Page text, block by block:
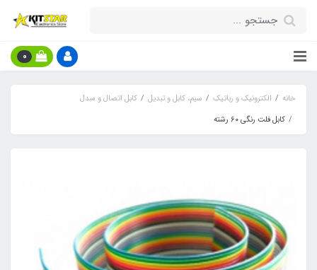
0
خانه الکترونیک و رباتیک سیم، کابل و تبدیل
کابل اتصال و مبدل
کابل فلت رنگی 60 رشته